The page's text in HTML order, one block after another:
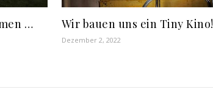
… Wir bauen uns ein Tiny Kino!
Dezember 2, 2022